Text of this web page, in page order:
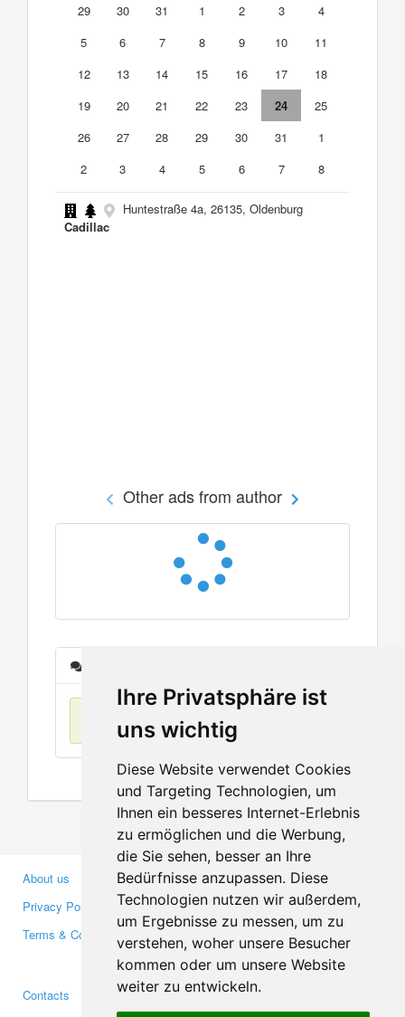
Ihre Privatsphäre ist
uns wichtig
Diese Website verwendet Cookies
und Targeting Technologien, um
Ihnen ein besseres Internet-Erlebnis
zu ermöglichen und die Werbung,
die Sie sehen, besser an Ihre
Bedürfnisse anzupassen. Diese
Technologien nutzen wir außerdem,
um Ergebnisse zu messen, um zu
verstehen, woher unsere Besucher
kommen oder um unsere Website
weiter zu entwickeln.
29
30 31 1 2 3
4
5
6 7 8 9 10
11
12
13 14 15 16 17
18
19
20 21 22 23 24
25
26
27 28 29 30 31
1
2
3 4 5 6 7 8
Huntestraße 4a, 26135, Oldenburg
Cadillac
Other ads from author
No items found
About us
Privacy Policy
Terms & Conditions
Business Partners
Investors
Media
Contacts
Facebook